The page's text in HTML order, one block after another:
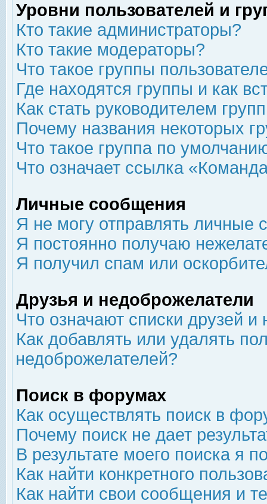
Уровни пользователей и
Кто такие администраторы?
Кто такие модераторы?
Что такое группы
Где находятся группы и как
Как стать руководителем
Почему названия некоторых
Что такое группа по
Что означает ссылка
Личные сообщения
Я не могу отправлять личные
Я постоянно получаю
Я получил спам или
Друзья и недоброжелатели
Что означают списки друзей
Как добавлять или удалять
недоброжелателей?
Поиск в форумах
Как осуществлять поиск в
Почему поиск не дает
В результате моего поиска я
Как найти конкретного
Как найти свои сообщения и